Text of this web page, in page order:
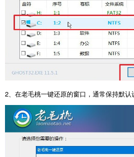
2、在老毛桃一键还原的窗口，通常保持默认